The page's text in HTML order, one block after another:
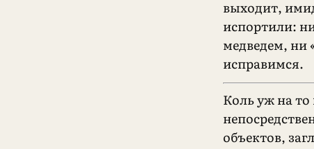
выходит,
испортили:
медведем, ни
исправимся.
Коль уж на
объектов,